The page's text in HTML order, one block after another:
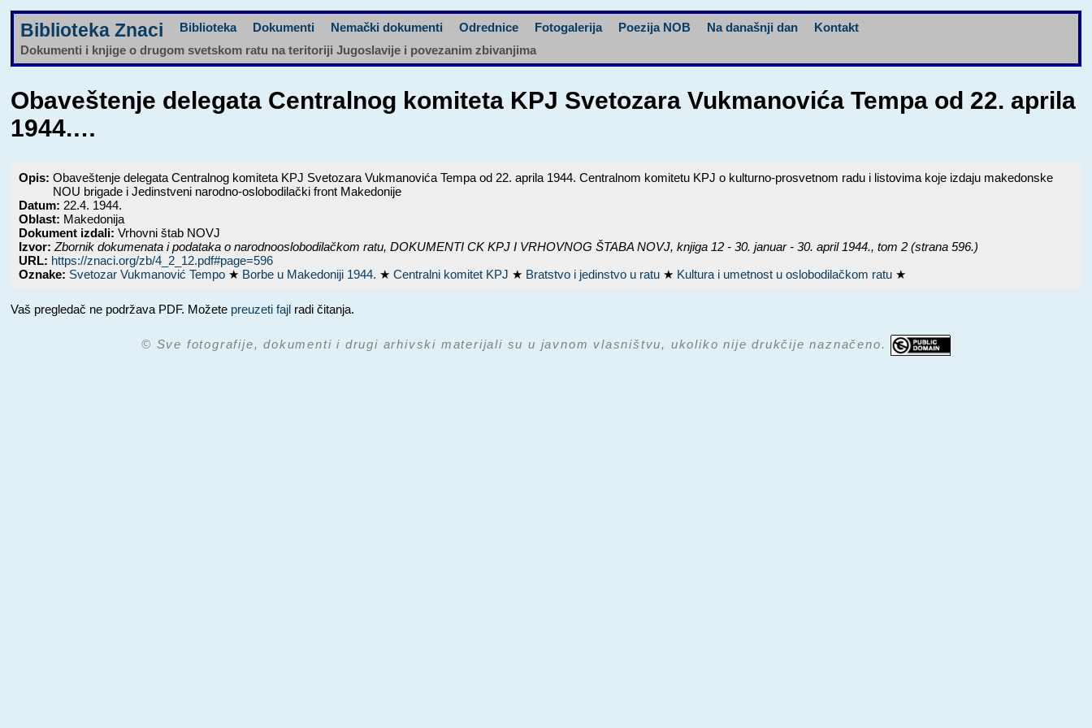
Biblioteka Znaci Biblioteka Dokumenti Nemački dokumenti Odrednice Fotogalerija Poezija NOB Na današnji dan
Kontakt
Dokumenti i knjige o drugom svetskom ratu na teritoriji Jugoslavije i povezanim zbivanjima
Obaveštenje delegata Centralnog komiteta KPJ Svetozara Vukmanovića Tempa od 22. aprila
1944.…
Opis:Obaveštenje delegata Centralnog komiteta KPJ Svetozara Vukmanovića Tempa od 22. aprila 1944. Centralnom komitetu KPJ o kulturno-prosvetnom radu i listovima koje izdaju makedonske
NOU brigade i Jedinstveni narodno-oslobodilački front Makedonije
Datum: 22.4. 1944.
Oblast: Makedonija
Dokument izdali: Vrhovni štab NOVJ
Izvor: Zbornik dokumenata i podataka o narodnooslobodilačkom ratu,DOKUMENTI CK KPJ I VRHOVNOG ŠTABA NOVJ, knjiga 12 - 30. januar - 30. april 1944., tom 2 (strana 596.)
URL: https://znaci.org/zb/4_2_12.pdf#page=596
Oznake: Svetozar Vukmanović Tempo ★ Borbe u Makedoniji 1944. ★Centralni komitet KPJ ★ Bratstvo i jedinstvo u ratu ★ Kultura i umetnost u oslobodilačkom ratu ★
Vaš pregledač ne podržava PDF. Možete preuzeti fajl radi čitanja.
© Sve fotografije, dokumenti i drugi arhivski materijali su u javnom vlasništvu, ukoliko nije drukčije naznačeno.